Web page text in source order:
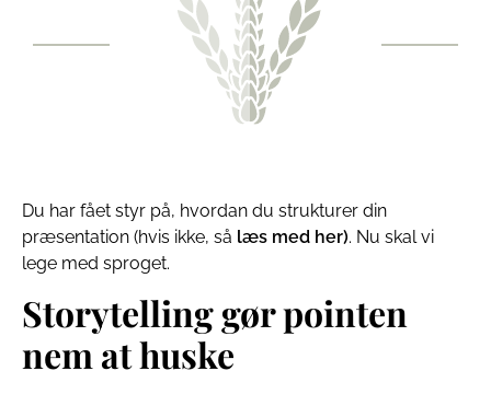
Du har fået styr på, hvordan du strukturer din
præsentation (hvis ikke, så læs med her). Nu skal vi
lege med sproget.
Storytelling gør pointen
nem at huske